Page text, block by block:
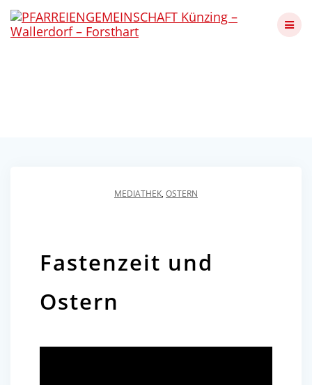
to
MEDIATHEK, OSTERN
Fastenzeit und
Ostern